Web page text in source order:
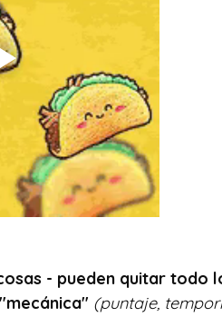
- pueden quitar
(puntaje,